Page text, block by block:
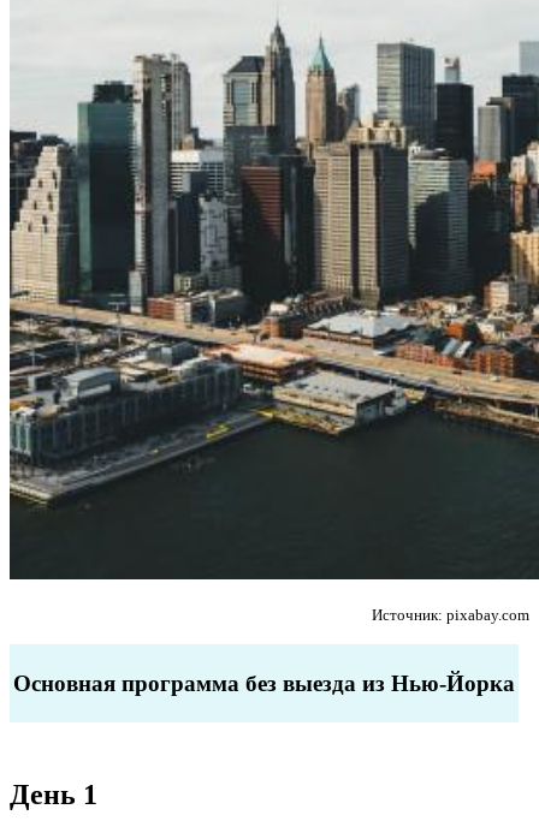
Источник: pixabay.com
Основная программа без выезда из Нью-Йорка
День 1